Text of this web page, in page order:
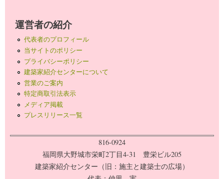
運営者の紹介
代表者のプロフィール
当サイトのポリシー
プライバシーポリシー
建築家紹介センターについて
営業のご案内
特定商取引法表示
メディア掲載
プレスリリース一覧
816-0924
福岡県大野城市栄町2丁目4-31 豊栄ビル205
建築家紹介センター（旧：施主と建築士の広場）